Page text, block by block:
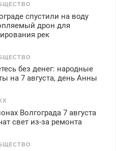
спустили на воду
дрон для
рек
без денег: народные
на 7 августа, день Анны
Волгограда 7 августа
свет из-за ремонта